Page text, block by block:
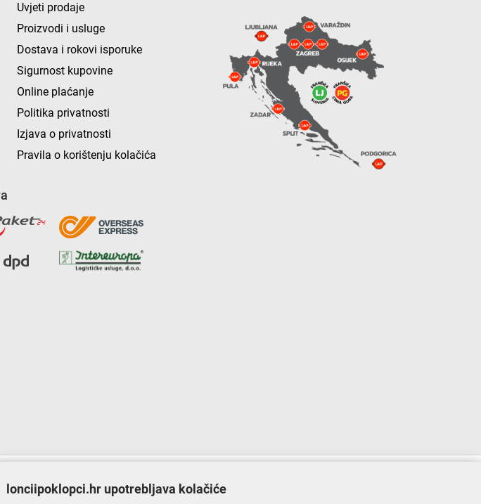
Uvjeti prodaje
Proizvodi i usluge
Dostava i rokovi isporuke
Sigurnost kupovine
Online plaćanje
Politika privatnosti
Izjava o privatnosti
Pravila o korištenju kolačića
za regionalni razvoj u sklopu Operativnog programa „Konkurentnost i kohezija”.
lonciipoklopci.hr upotrebljava kolačiće